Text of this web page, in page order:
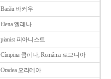
Bacǎu 바커우
Elena 엘레나
pianist 피아니스트
Cîmpina 큼피나, România 로므니아
Oradea 오라데아